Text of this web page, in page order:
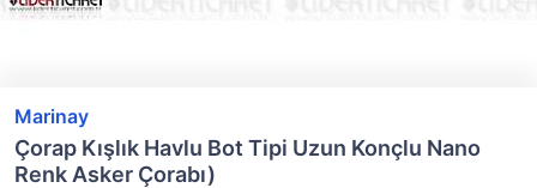
Marinay
Çorap Kışlık Havlu Bot Tipi Uzun Konçlu Nano
Renk Asker Çorabı)